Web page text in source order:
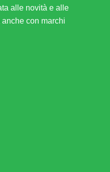
alle novità e alle
con marchi